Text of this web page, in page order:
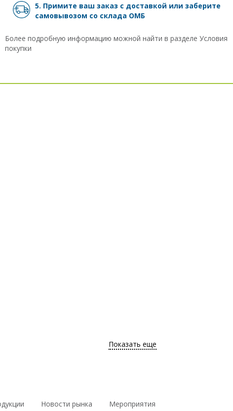
5. Примите ваш заказ с доставкой или заберите
самовывозом со склада ОМБ
Более подробную информацию можной найти в разделе Условия
покупки
Показать еще
Новости рынка Мероприятия